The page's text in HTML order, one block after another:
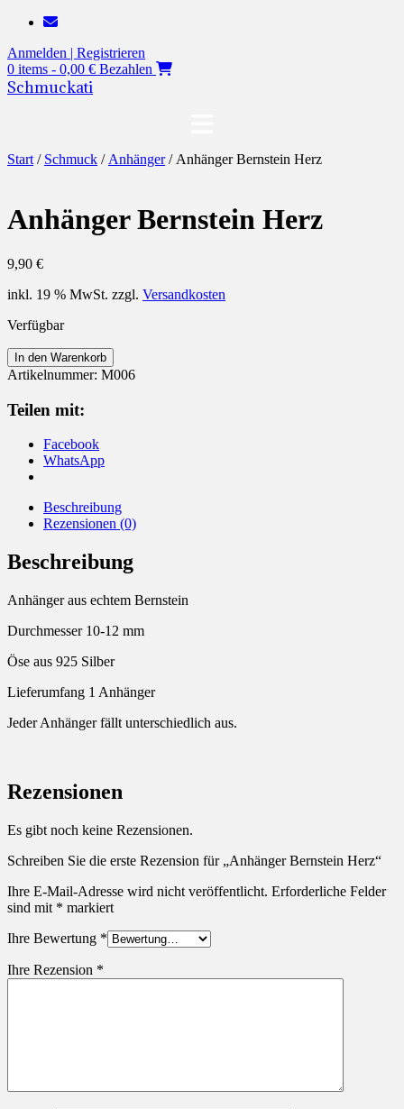
Zum
springen
Anmelden | Registrieren
0 items - 0,00 € Bezahlen
Schmuckati
Start / Schmuck / Anhänger/ Anhänger Bernstein Herz
Anhänger Bernstein Herz
9,90 €
inkl. 19 % MwSt. zzgl. Versandkosten
Verfügbar
Anhänger
Bernstein
Menge
In den Warenkorb
Artikelnummer: M006
Teilen mit:
Facebook
WhatsApp
Beschreibung
Rezensionen (0)
Beschreibung
Anhänger aus echtem Bernstein
Durchmesser 10-12 mm
Öse aus 925 Silber
Lieferumfang 1 Anhänger
Jeder Anhänger fällt unterschiedlich aus.
Rezensionen
Es gibt noch keine Rezensionen.
Schreiben Sie die erste Rezension für „Anhänger Bernstein Herz“
Ihre E-Mail-Adresse wird nicht veröffentlicht. Erforderliche Felder
sind mit * markiert
Ihre Bewertung *
Ihre Rezension *